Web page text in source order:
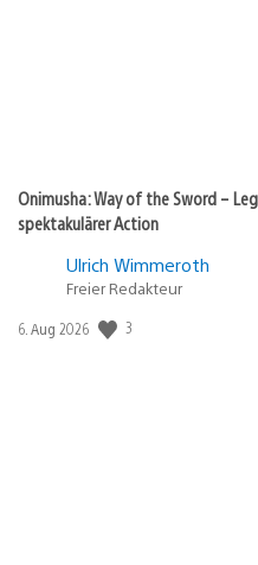
Onimusha: Way of the Sword –
spektakulärer Action
Ulrich Wimmeroth
Freier Redakteur
Veröffentlichungsdatum:
6. Aug 2026 3